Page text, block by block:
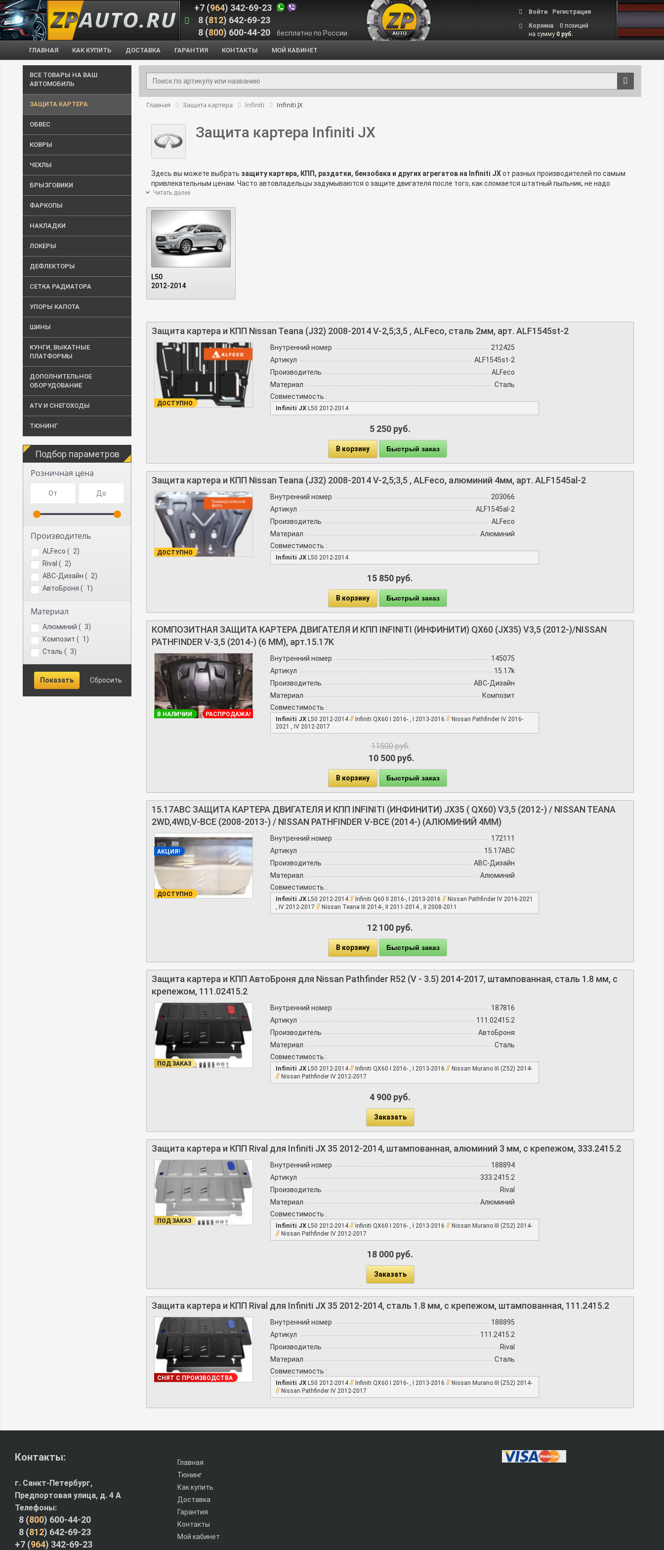
+7 (964) 342-69-23
8 (812) 642-69-23
8 (800) 600-44-20 бесплатно по России
Войти
Регистрация
Корзина
0 позиций
на сумму0 руб.
ГЛАВНАЯ КАК КУПИТЬ ДОСТАВКА ГАРАНТИЯ КОНТАКТЫ МОЙ КАБИНЕТ
ВСЕ ТОВАРЫ НА ВАШ
АВТОМОБИЛЬ
ЗАЩИТА КАРТЕРА
ОБВЕС
КОВРЫ
ЧЕХЛЫ
БРЫЗГОВИКИ
ФАРКОПЫ
НАКЛАДКИ
ЛОКЕРЫ
ДЕФЛЕКТОРЫ
СЕТКА РАДИАТОРА
УПОРЫ КАПОТА
ШИНЫ
КУНГИ, ВЫКАТНЫЕ
ПЛАТФОРМЫ
ДОПОЛНИТЕЛЬНОЕ
ОБОРУДОВАНИЕ
ATV И СНЕГОХОДЫ
ТЮНИНГ
Главная Защита картера Infiniti Infiniti JX
Подбор параметров
Розничная цена
Производитель
ALFeco ( 2)
Rival ( 2)
АВС-Дизайн ( 2)
АвтоБроня ( 1 )
Материал
Алюминий ( 3)
Композит ( 1 )
Сталь ( 3)
Защита картера Infiniti JX
Здесь вы можете выбрать защиту картера, КПП, раздатки, бензобака и других агрегатов на Infiniti JXот разных производителей по самым
привлекательным ценам. Часто автовладельцы задумываются о защите двигателя после того, как сломается штатный пыльник, не надо
этого дожидаться. Установите
Читать далее
L50
2012-2014
Защита картера и КПП Nissan Teana (J32) 2008-2014 V-2,5;3,5 , ALFeco, сталь 2мм, арт. ALF1545st-2
ДОСТУПНО
Внутренний номер
212425
Артикул
ALF1545st-2
Производитель
ALFeco
Материал
Сталь
Совместимость :
Infiniti JX L50 2012-2014
5 250 руб.
В корзину Быстрый заказ
Защита картера и КПП Nissan Teana (J32) 2008-2014 V-2,5;3,5 , ALFeco, алюминий 4мм, арт. ALF1545al-2
ДОСТУПНО
Внутренний номер
203066
Артикул
ALF1545al-2
Производитель
ALFeco
Материал
Алюминий
Совместимость :
Infiniti JX L50 2012-2014
15 850 руб.
В корзину Быстрый заказ
КОМПОЗИТНАЯ ЗАЩИТА КАРТЕРА ДВИГАТЕЛЯ И КПП INFINITI (ИНФИНИТИ) QX60 (JX35) V3,5 (2012-)/NISSAN
PATHFINDER V-3,5 (2014-) (6 ММ), арт.15.17K
В НАЛИЧИИ РАСПРОДАЖА!
Внутренний номер
145075
Артикул
15.17k
Производитель
АВС-Дизайн
Материал
Композит
Совместимость :
Infiniti JX L50 2012-2014// Infiniti QX60 I 2016- , I 2013-2016 // Nissan Pathfinder IV 2016-
2021 , IV 2012-2017
11500руб.
10 500 руб.
В корзину Быстрый заказ
15.17ABC ЗАЩИТА КАРТЕРА ДВИГАТЕЛЯ И КПП INFINITI (ИНФИНИТИ) JX35 ( QX60) V3,5 (2012-) / NISSAN TEANA
2WD,4WD,V-ВСЕ (2008-2013-) / NISSAN PATHFINDER V-ВСЕ (2014-) (АЛЮМИНИЙ 4ММ)
АКЦИЯ!
ДОСТУПНО
Внутренний номер
172111
Артикул
15.17ABC
Производитель
АВС-Дизайн
Материал
Алюминий
Совместимость :
Infiniti JX L50 2012-2014// Infiniti Q60 II 2016-, I 2013-2016 // Nissan Pathfinder IV 2016-2021
, IV 2012-2017 // Nissan Teana III 2014-, II 2011-2014 , II 2008-2011
12 100 руб.
В корзину Быстрый заказ
Защита картера и КПП АвтоБроня для Nissan Pathfinder R52 (V - 3.5) 2014-2017, штампованная, сталь 1.8 мм, с
крепежом, 111.02415.2
ПОД ЗАКАЗ
Внутренний номер
187816
Артикул
111.02415.2
Производитель
АвтоБроня
Материал
Сталь
Совместимость :
Infiniti JX L50 2012-2014// Infiniti QX60 I 2016- , I 2013-2016 // Nissan Murano III (Z52) 2014-
// Nissan Pathfinder IV 2012-2017
4 900 руб.
Заказать
Защита картера и КПП Rival для Infiniti JX 35 2012-2014, штампованная, алюминий 3 мм, с крепежом, 333.2415.2
ПОД ЗАКАЗ
Внутренний номер
188894
Артикул
333.2415.2
Производитель
Rival
Материал
Алюминий
Совместимость :
Infiniti JX L50 2012-2014// Infiniti QX60 I 2016- , I 2013-2016 // Nissan Murano III (Z52) 2014-
// Nissan Pathfinder IV 2012-2017
18 000 руб.
Заказать
Защита картера и КПП Rival для Infiniti JX 35 2012-2014, сталь 1.8 мм, с крепежом, штампованная, 111.2415.2
ПОД ЗАКАЗ
СНЯТ С ПРОИЗВОДСТВА
Внутренний номер
188895
Артикул
111.2415.2
Производитель
Rival
Материал
Сталь
Совместимость :
Infiniti JX L50 2012-2014// Infiniti QX60 I 2016- , I 2013-2016 // Nissan Murano III (Z52) 2014-
// Nissan Pathfinder IV 2012-2017
Главная
Тюнинг
Как купить
Доставка
Гарантия
Контакты
Мой кабинет
Контакты:
г. Санкт-Петербург,
Предпортовая улица, д. 4 A
Телефоны:
8 (800) 600-44-20
8 (812) 642-69-23
+7 (964) 342-69-23